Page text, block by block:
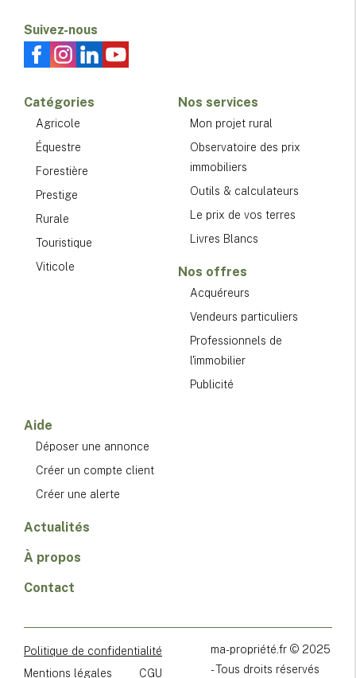
Suivez-nous
Catégories
Agricole
Équestre
Forestière
Prestige
Rurale
Touristique
Viticole
Nos services
Mon projet rural
Observatoire des prix
immobiliers
Outils & calculateurs
Le prix de vos terres
Livres Blancs
Nos offres
Acquéreurs
Vendeurs particuliers
Professionnels de
l'immobilier
Publicité
Aide
Déposer une annonce
Créer un compte client
Créer une alerte
Actualités
À propos
Contact
Politique de confidentialité
Mentions légales
CGU
ma-propriété.fr © 2025
- Tous droits réservés